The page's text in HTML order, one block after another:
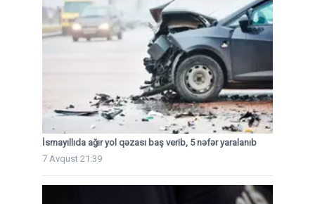
İsmayıllıda ağır yol qəzası baş verib, 5 nəfər yaralanıb
7 Avqust 21:39